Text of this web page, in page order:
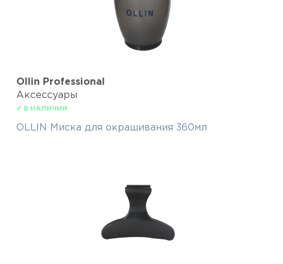
Ollin Professional
Аксессуары
✔ В НАЛИЧИИ
OLLIN Миска для окрашивания 360мл